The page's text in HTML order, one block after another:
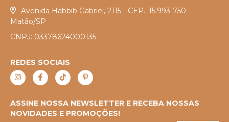
Avenida Habbib Gabriel, 2115 - CEP.: 15.993-750 -
Matão/SP
CNPJ: 03378624000135
REDES SOCIAIS
ASSINE NOSSA NEWSLETTER E RECEBA NOSSAS
NOVIDADES E PROMOÇÕES!